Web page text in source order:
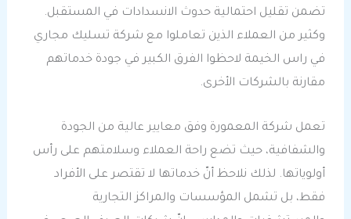
تضمن تقليل احتمالية حدوث الانسدادات في المستقبل.
وكثير من العملاء الذين تعاملوا مع شركة تسليك مجاري
في راس الخيمة لاحظوا الفرق الكبير في جودة خدماتهم
مقارنة بالشركات الأخرى.
تعمل شركة المعمورة وفق معايير عالية من الجودة
والشفافية، حيث تضع راحة العملاء وسلامتهم على رأس
أولوياتها. لذلك نلاحظ أنّ خدماتها لا تقتصر على الأفراد
فقط، بل تشمل المؤسسات والمراكز التجارية